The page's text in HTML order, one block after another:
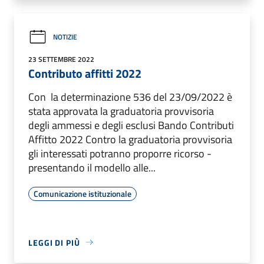
NOTIZIE
23 SETTEMBRE 2022
Contributo affitti 2022
Con la determinazione 536 del 23/09/2022 è
stata approvata la graduatoria provvisoria
degli ammessi e degli esclusi Bando Contributi
Affitto 2022 Contro la graduatoria provvisoria
gli interessati potranno proporre ricorso -
presentando il modello alle...
Comunicazione istituzionale
LEGGI DI PIÙ